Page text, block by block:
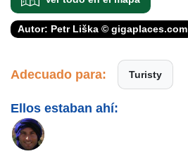
Autor: Petr Liška © gigaplaces.com
Adecuado para: Turisty
Ellos estaban ahí: